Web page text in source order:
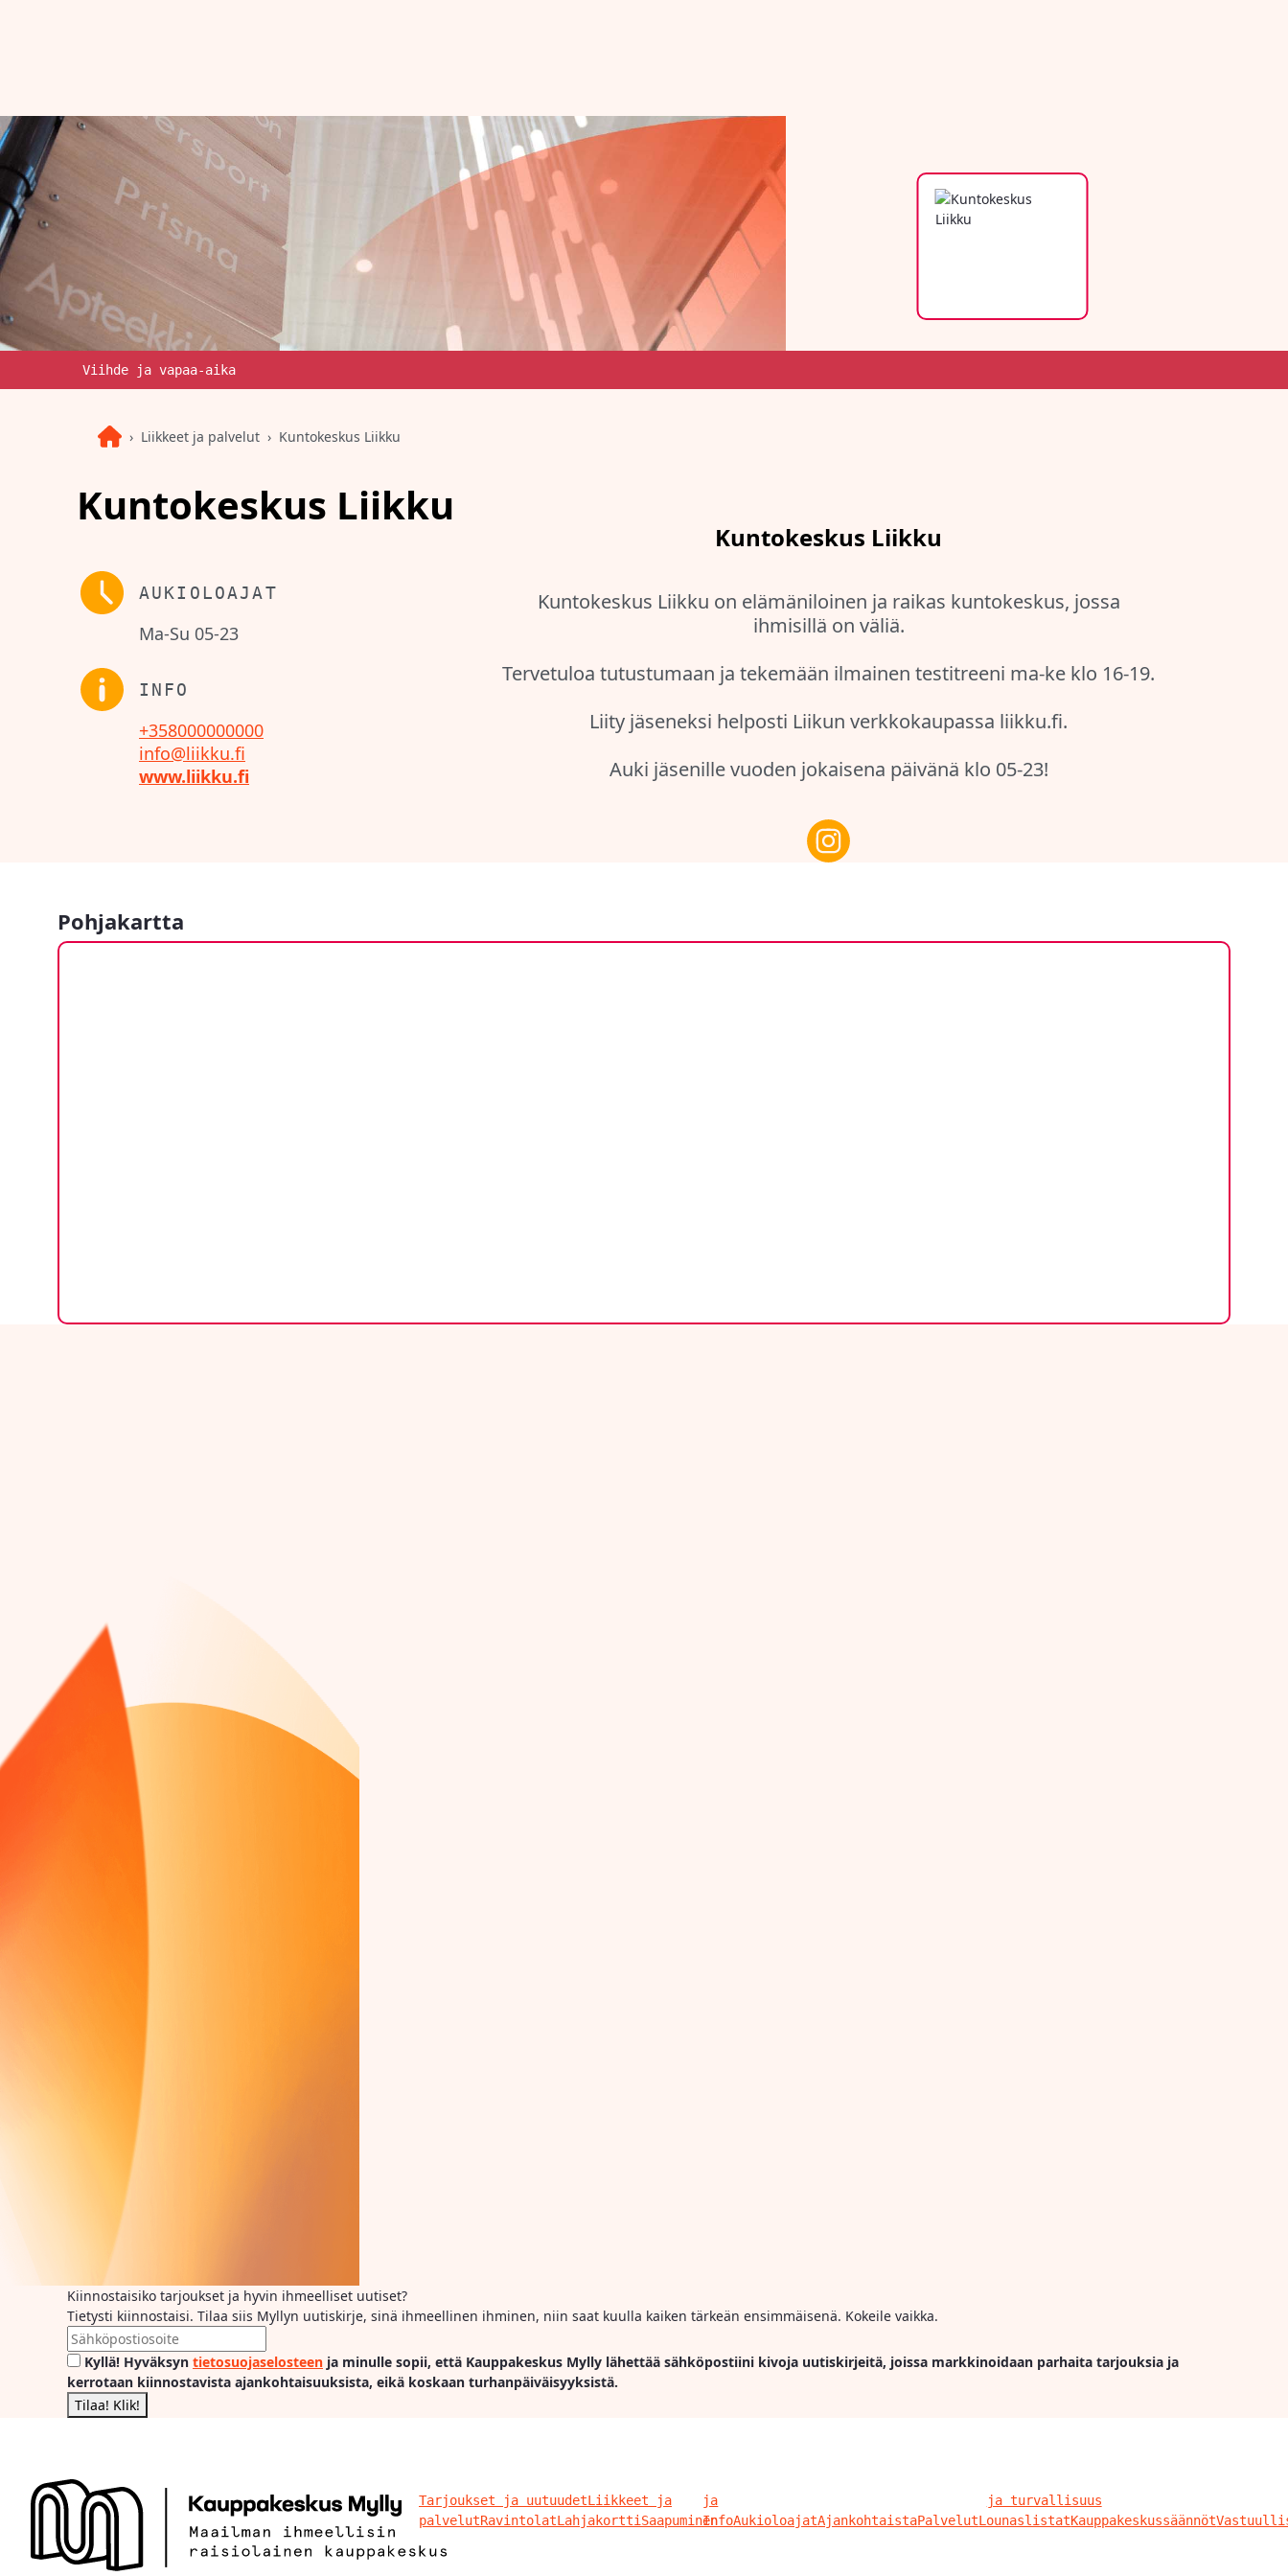
Viihde ja vapaa-aika
Liikkeet ja palvelut Kuntokeskus Liikku
Kuntokeskus Liikku
AUKIOLOAJAT
Ma-Su 05-23
INFO
+358000000000
info@liikku.fi
www.liikku.fi
Kuntokeskus Liikku
Kuntokeskus Liikku on elämäniloinen ja raikas kuntokeskus, jossa
ihmisillä on väliä.
Tervetuloa tutustumaan ja tekemään ilmainen testitreeni ma-ke klo 16-19.
Liity jäseneksi helposti Liikun verkkokaupassa liikku.fi.
Pohjakartta
Kiinnostaisiko tarjoukset ja hyvin ihmeelliset uutiset?
Tietysti kiinnostaisi. Tilaa siis Myllyn uutiskirje, sinä ihmeellinen ihminen, niin saat kuulla kaiken tärkeän ensimmäisenä. Kokeile vaikka.
Kyllä! Hyväksyn tietosuojaselosteen ja minulle sopii, että Kauppakeskus Mylly lähettää sähköpostiini kivoja uutiskirjeitä, joissa markkinoidaan parhaita tarjouksia ja
kerrotaan kiinnostavista ajankohtaisuuksista, eikä koskaan turhanpäiväisyyksistä.
Tarjoukset ja uutuudetLiikkeet ja
palvelutRavintolatLahjakorttiSaapuminen
ja
InfoAukioloajatAjankohtaistaPalvelutLounaslistatKauppakeskussäännöt
ja turvallisuus